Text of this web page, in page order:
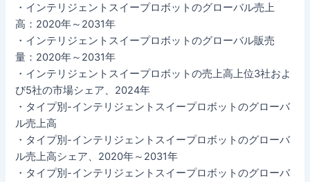
・インテリジェントスイープロボットのグローバル売上
高：2020年～2031年
・インテリジェントスイープロボットのグローバル販売
量：2020年～2031年
・インテリジェントスイープロボットの売上高上位3社およ
び5社の市場シェア、2024年
・タイプ別-インテリジェントスイープロボットのグローバ
ル売上高
・タイプ別-インテリジェントスイープロボットのグローバ
ル売上高シェア、2020年～2031年
・タイプ別-インテリジェントスイープロボットのグローバ